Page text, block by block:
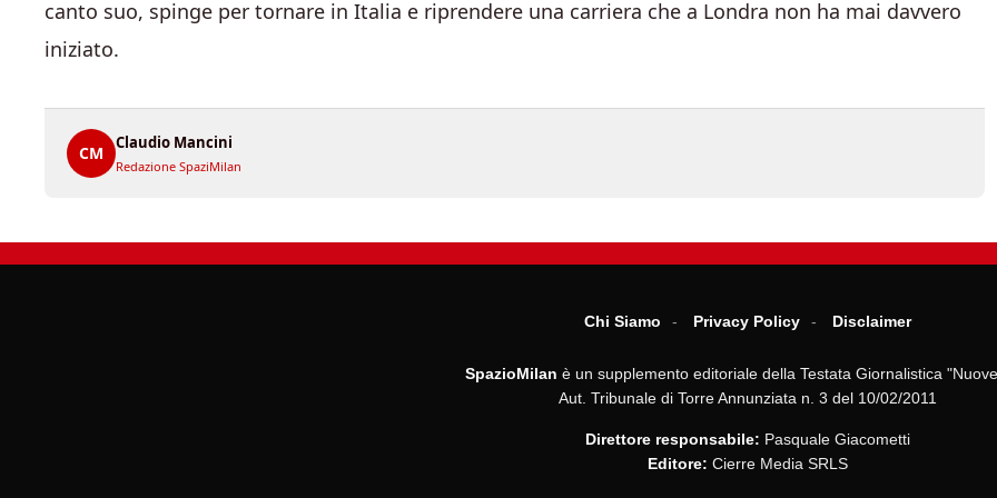
canto suo, spinge per tornare in Italia e riprendere una carriera che a Londra non ha mai davvero
iniziato.
CM
Claudio Mancini
Redazione SpaziMilan
Chi Siamo Privacy Policy Disclaimer
SpazioMilan è un supplemento editoriale della Testata Giornalistica
Aut. Tribunale di Torre Annunziata n. 3 del 10/02/2011
Direttore responsabile: Pasquale Giacometti
Editore: Cierre Media SRLS